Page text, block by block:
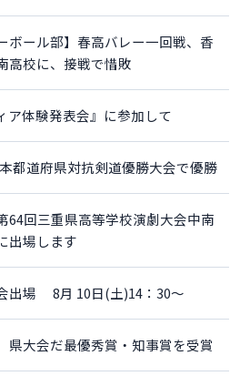
ボール部】春高バレー一回戦、香
高校に、接戦で惜敗
ア体験発表会』に参加して
都道府県対抗剣道優勝大会で優勝
64回三重県高等学校演劇大会中南
出場します
出場 8月 10日(土)14：30～
県大会だ最優秀賞・知事賞を受賞